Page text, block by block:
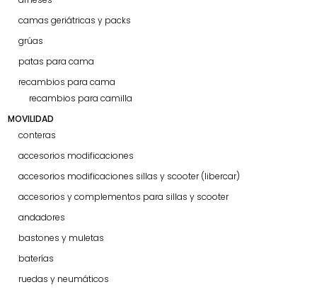
camas geriátricas y packs
grúas
patas para cama
recambios para cama
recambios para camilla
MOVILIDAD
conteras
accesorios modificaciones
accesorios modificaciones sillas y scooter (libercar)
accesorios y complementos para sillas y scooter
andadores
bastones y muletas
baterías
ruedas y neumáticos